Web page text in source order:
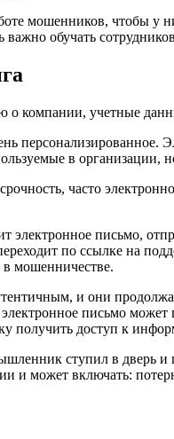
мошенников, чтобы у
обучать
компании, учетные
персонализированное.
в
часто
электронное письмо,
по ссылке на
мошенничестве.
и они
письмо
получить доступ к
ступил в дверь
и может включать: